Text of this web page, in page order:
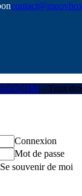
– Tous
Connexion
Mot de passe
Se souvenir de moi